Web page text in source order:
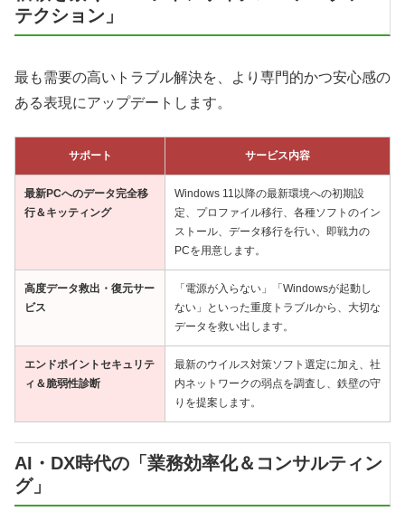
テクション」
最も需要の高いトラブル解決を、より専門的かつ安心感の
ある表現にアップデートします。
サポート サービス内容
最新PCへのデータ完全移
行＆キッティング
Windows 11以降の最新環境への初期設
定、プロファイル移行、各種ソフトのイン
ストール、データ移行を行い、即戦力の
PCを用意します。
高度データ救出・復元サー
ビス
「電源が入らない」「Windowsが起動し
ない」といった重度トラブルから、大切な
データを救い出します。
エンドポイントセキュリテ
ィ＆脆弱性診断
最新のウイルス対策ソフト選定に加え、社
内ネットワークの弱点を調査し、鉄壁の守
りを提案します。
AI・DX時代の「業務効率化＆コンサルティン
グ」